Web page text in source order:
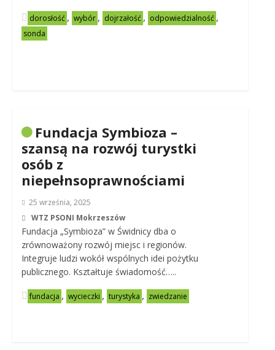
dorosłość , wybór , dojrzałość , odpowiedzialność ,
sonda
Fundacja Symbioza –
szansą na rozwój turystki
osób z
niepełnsoprawnościami
25 września, 2025
WTZ PSONI Mokrzeszów
Fundacja „Symbioza” w Świdnicy dba o
zrównoważony rozwój miejsc i regionów.
Integruje ludzi wokół wspólnych idei pożytku
publicznego. Kształtuje świadomość…..
fundacja , wycieczki , turystyka , zwiedzanie